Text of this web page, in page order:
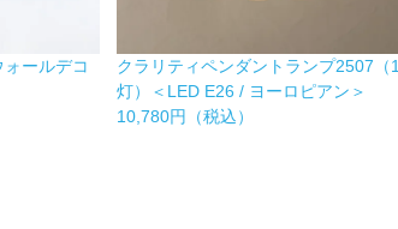
ールデコ
クラリティペンダントランプ2507（1
灯）＜LED E26 / ヨーロピアン＞
10,780円（税込）